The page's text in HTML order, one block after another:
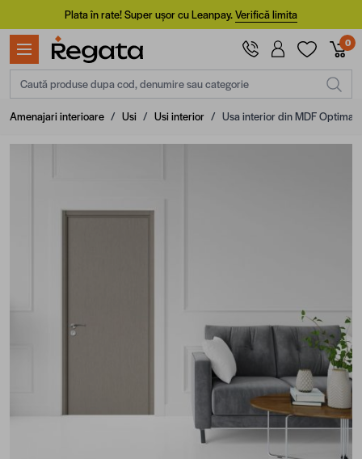
Mergi la ConținutPlata în rate! Super ușor cu Leanpay.Verifică limita
0
Caută produse dupa cod, denumire sau categorie
Amenajari interioare / Usi / Usi interior / Usa interior din MDF Optima